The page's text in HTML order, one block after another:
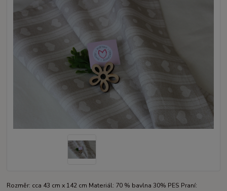
Rozměr: cca 43 cm x 142 cm Materiál: 70 % bavlna 30% PES Praní: